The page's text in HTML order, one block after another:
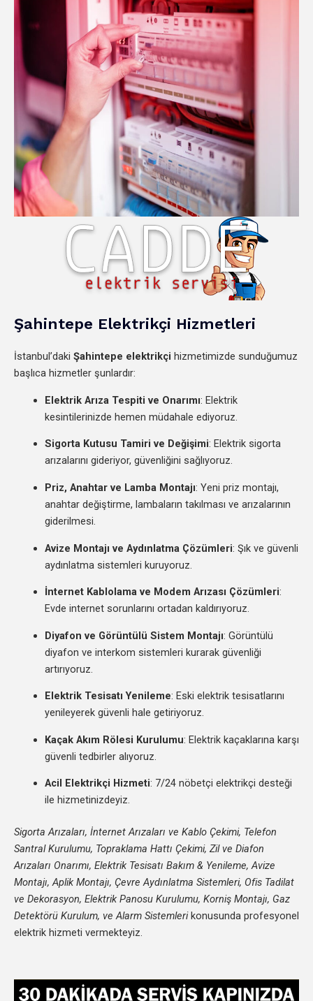
Şahintepe Elektrikçi Hizmetleri
İstanbul’daki Şahintepe elektrikçi hizmetimizde sunduğumuz
başlıca hizmetler şunlardır:
Elektrik Arıza Tespiti ve Onarımı: Elektrik
kesintilerinizde hemen müdahale ediyoruz.
Sigorta Kutusu Tamiri ve Değişimi: Elektrik sigorta
arızalarını gideriyor, güvenliğini sağlıyoruz.
Priz, Anahtar ve Lamba Montajı: Yeni priz montajı,
anahtar değiştirme, lambaların takılması ve arızalarının
giderilmesi.
Avize Montajı ve Aydınlatma Çözümleri: Şık ve güvenli
aydınlatma sistemleri kuruyoruz.
İnternet Kablolama ve Modem Arızası Çözümleri:
Evde internet sorunlarını ortadan kaldırıyoruz.
Diyafon ve Görüntülü Sistem Montajı: Görüntülü
diyafon ve interkom sistemleri kurarak güvenliği
artırıyoruz.
Elektrik Tesisatı Yenileme: Eski elektrik tesisatlarını
yenileyerek güvenli hale getiriyoruz.
Kaçak Akım Rölesi Kurulumu: Elektrik kaçaklarına karşı
güvenli tedbirler alıyoruz.
Acil Elektrikçi Hizmeti: 7/24 nöbetçi elektrikçi desteği
ile hizmetinizdeyiz.
Sigorta Arızaları, İnternet Arızaları ve Kablo Çekimi, Telefon
Santral Kurulumu, Topraklama Hattı Çekimi, Zil ve Diafon
Arızaları Onarımı, Elektrik Tesisatı Bakım & Yenileme, Avize
Montajı, Aplik Montajı, Çevre Aydınlatma Sistemleri, Ofis Tadilat
ve Dekorasyon, Elektrik Panosu Kurulumu, Korniş Montajı, Gaz
Detektörü Kurulum, ve Alarm Sistemlerikonusunda profesyonel
elektrik hizmeti vermekteyiz.